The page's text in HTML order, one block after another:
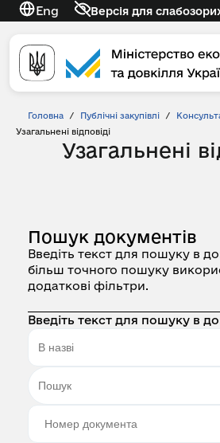
Eng Версія для
Головна / Публічні закупівлі /
Узагальнені відповіді
Узагальнені
Пошук документів
Введіть текст для пошуку в
більш точного пошуку
додаткові фільтри.
Введіть текст для пошуку в